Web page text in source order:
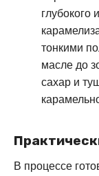
глубокого
тонкими
масле до
сахар и
В процессе